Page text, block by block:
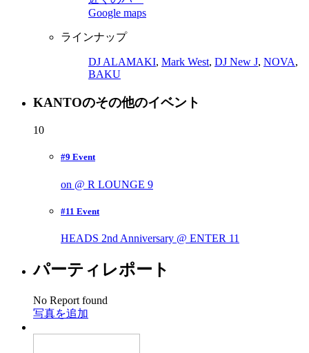
Google maps
ラインナップ
DJ ALAMAKI, Mark West, DJ New J, NOVA,
BAKU
KANTOのその他のイベント
10
#9 Event
on @ R LOUNGE 9
#11 Event
HEADS 2nd Anniversary @ ENTER 11
パーティレポート
No Report found
写真を追加